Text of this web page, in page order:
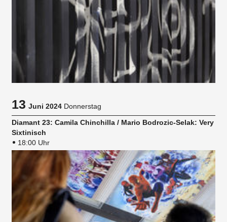
13Juni 2024 Donnerstag
Diamant 23: Camila Chinchilla / Mario Bodrozic-Selak: Very
Sixtinisch
18:00 Uhr